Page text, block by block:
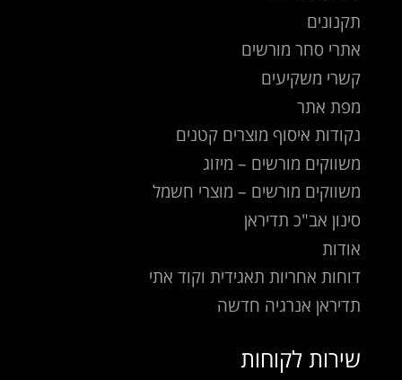
תקנונים
אתרי סחר מורשים
קשרי משקיעים
מפת אתר
נקודות איסוף מוצרים קטנים
משווקים מורשים – מיזוג
משווקים מורשים – מוצרי חשמל
סינון אב"כ תדיראן
אודות
דוחות אחריות תאגידית וקוד אתי
תדיראן אנרגיה חדשה
שירות לקוחות